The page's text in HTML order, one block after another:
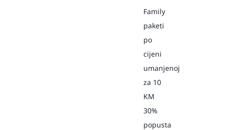
Family
paketi
po
cijeni
umanjenoj
za 10
KM
30%
popusta